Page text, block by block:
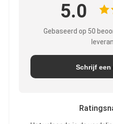
5.0
Gebaseerd op 50
Schrijf een